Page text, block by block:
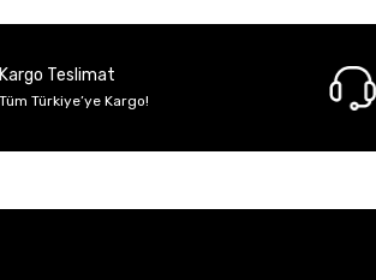
Kargo Teslimat
Türkiye’ye Kargo!